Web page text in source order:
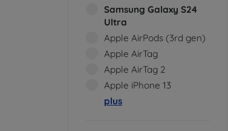
Samsung Galaxy S24
Ultra
Apple AirPods (3rd gen)
Apple AirTag
Apple AirTag 2
Apple iPhone 13
plus